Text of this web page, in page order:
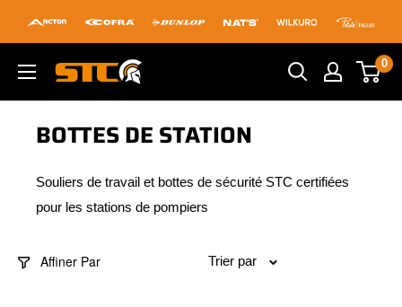
contenu
STC
Footwear
0
BOTTES DE STATION
Souliers de travail et bottes de sécurité STC certifiées
pour les stations de pompiers
Affiner Par Trier par